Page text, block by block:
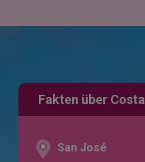
Fakten über
San José